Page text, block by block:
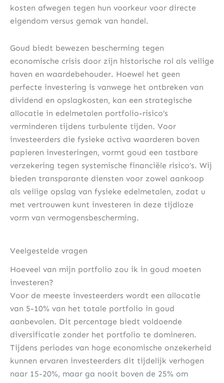
kosten afwegen tegen hun voorkeur voor directe
eigendom versus gemak van handel.
Goud biedt bewezen bescherming tegen
economische crisis door zijn historische rol als veilige
haven en waardebehouder. Hoewel het geen
perfecte investering is vanwege het ontbreken van
dividend en opslagkosten, kan een strategische
allocatie in edelmetalen portfolio-risico’s
verminderen tijdens turbulente tijden. Voor
investeerders die fysieke activa waarderen boven
papieren investeringen, vormt goud een tastbare
verzekering tegen systemische financiële risico’s. Wij
bieden transparante diensten voor zowel aankoop
als veilige opslag van fysieke edelmetalen, zodat u
met vertrouwen kunt investeren in deze tijdloze
vorm van vermogensbescherming.
Veelgestelde vragen
Hoeveel van mijn portfolio zou ik in goud moeten
investeren?
Voor de meeste investeerders wordt een allocatie
van 5-10% van het totale portfolio in goud
aanbevolen. Dit percentage biedt voldoende
diversificatie zonder het portfolio te domineren.
Tijdens periodes van hoge economische onzekerheid
kunnen ervaren investeerders dit tijdelijk verhogen
naar 15-20%, maar ga nooit boven de 25% om